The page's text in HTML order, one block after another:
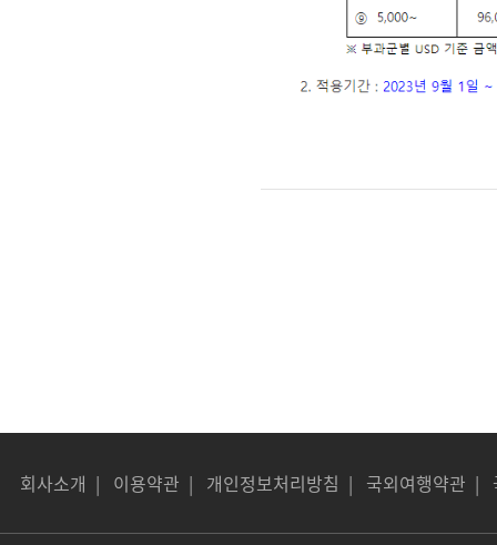
회사소개 | 이용약관 | 개인정보처리방침 | 국외여행약관 |